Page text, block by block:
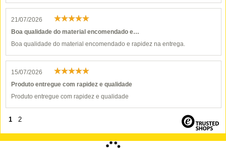
21/07/2026
Boa qualidade do material encomendado e…
Boa qualidade do material encomendado e rapidez na entrega.
15/07/2026
Produto entregue com rapidez e qualidade
Produto entregue com rapidez e qualidade
1 2